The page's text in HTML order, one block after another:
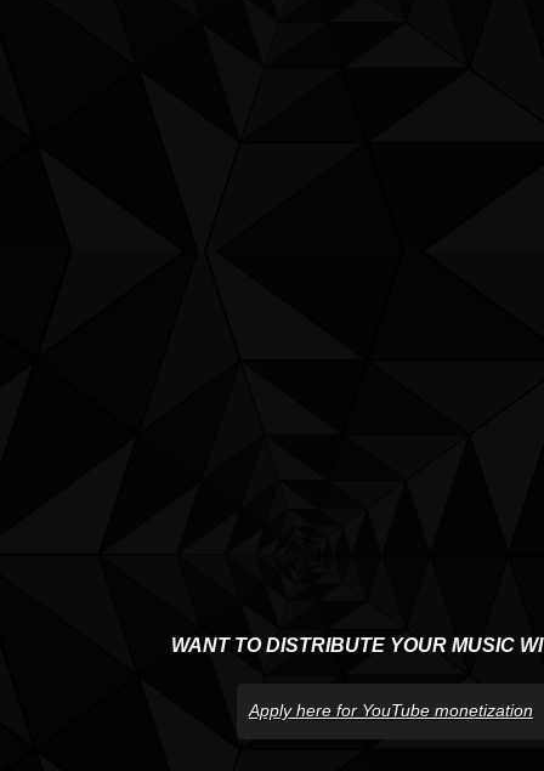
WANT TO DISTRIBUTE YOUR MUSIC
Apply here for YouTube monetization